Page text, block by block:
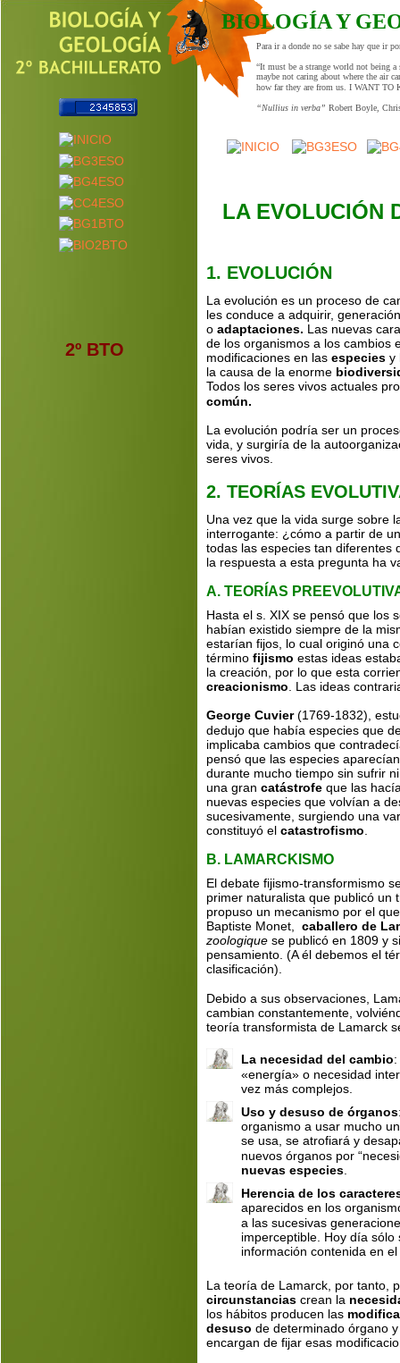
LA EVOLUCIÓN
BIOLOGÍA Y
1. EVOLUCIÓN
La evolución es un proceso de
les conduce a adquirir,
o adaptaciones. Las nuevas
de los organismos a los cambios
modificaciones en las especies y
la causa de la enorme
Todos los seres vivos actuales
común.
La evolución podría ser un
vida, y surgiría de la
seres vivos.
2. TEORÍAS
Una vez que la vida surge sobre
interrogante: ¿cómo a partir de
todas las especies tan
la respuesta a esta pregunta ha
A. TEORÍAS
Hasta el s. XIX se pensó que los
habían existido siempre de la
estarían fijos, lo cual originó una
término fijismo estas ideas
la creación, por lo que esta
creacionismo. Las ideas
George Cuvier (1769-1832),
dedujo que había especies que
implicaba cambios que
pensó que las especies
durante mucho tiempo sin sufrir
una gran catástrofe que las
nuevas especies que volvían a
sucesivamente, surgiendo una
constituyó el catastrofismo.
B. LAMARCKISMO
El debate fijismo-transformismo
primer naturalista que publicó
propuso un mecanismo por el
Baptiste Monet, caballero de
zoologique se publicó en 1809 y
pensamiento. (A él debemos el
clasificación).
Debido a sus observaciones,
cambian constantemente,
teoría transformista de Lamarck
La necesidad del cambio
«energía» o necesidad
vez más complejos.
Uso y desuso de órganos
organismo a usar mucho
se usa, se atrofiará y
nuevos órganos por
nuevas especies
Herencia de los
aparecidos en los
a las sucesivas
imperceptible. Hoy día
información contenida en
La teoría de Lamarck, por tanto,
circunstancias crean la
los hábitos producen las
desuso de determinado órgano
encargan de fijar esas
Para ir a donde no se sabe hay que ir
“It must be a strange world not being
maybe not caring about where the air
how far they are from us. I WANT TO
“Nullius in verba” Robert Boyle,
2º BTO